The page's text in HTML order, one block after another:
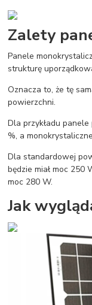
Zalety
Panele
strukturę
Oznacza to, że tę
powierzchni.
Dla przykładu
%, a
Dla standardowej
będzie miał moc 250
moc 280 W.
Jak